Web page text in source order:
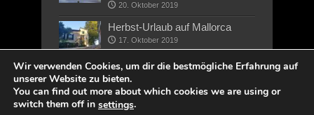
20. Oktober 2019
Herbst-Urlaub auf Mallorca
17. Oktober 2019
Wir verwenden Cookies, um dir die bestmögliche Erfahrung auf
unserer Website zu bieten.
You can find out more about which cookies we are using or
switch them off in settings.